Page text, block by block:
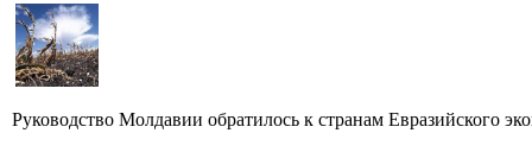
Руководство Молдавии обратилось к странам Евразийского